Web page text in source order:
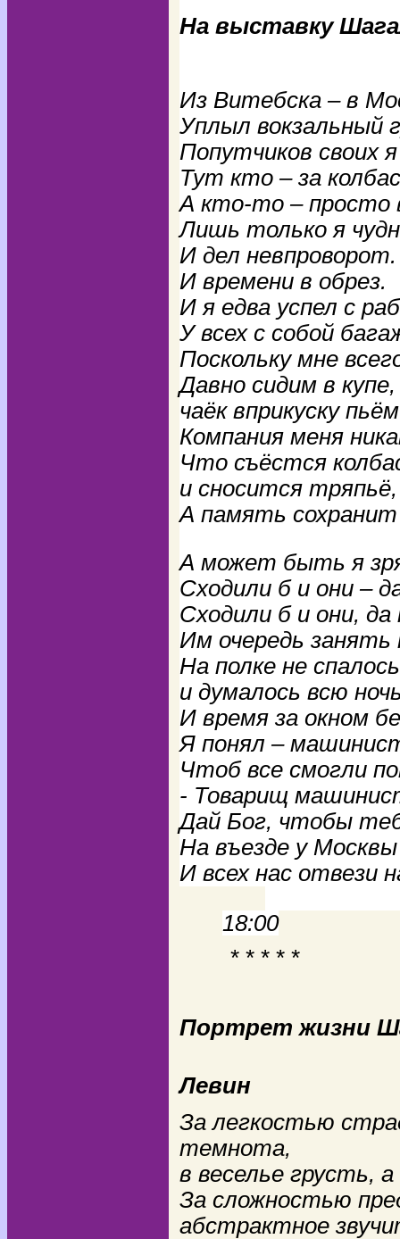
На выставку
Из Витебска – в
Уплыл вокзальный
Попутчиков своих
Тут кто – за
А кто-то – просто
Лишь только я
И дел невпроворот.
И времени в обрез.
И я едва успел с
У всех с собой
Поскольку мне
Давно сидим в купе,
чаёк вприкуску
Компания меня
Что съёстся
и сносится тряпьё,
А память
А может быть я
Сходили б и они –
Сходили б и они,
Им очередь
На полке не
и думалось всю
И время за окном
Я понял –
Чтоб все смогли
- Товарищ
Дай Бог, чтобы
На въезде у
И всех нас отвези
18:00
* * * * *
Портрет жизни
Левин
За легкостью
темнота,
в веселье грусть,
За сложностью
абстрактное